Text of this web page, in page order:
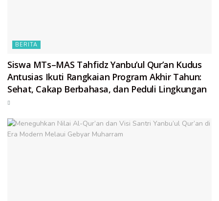
BERITA
Siswa MTs–MAS Tahfidz Yanbu’ul Qur’an Kudus
Antusias Ikuti Rangkaian Program Akhir Tahun:
Sehat, Cakap Berbahasa, dan Peduli Lingkungan